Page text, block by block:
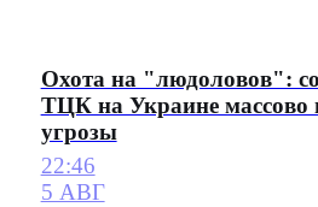
Охота на "людоловов":
ТЦК на Украине массово
угрозы
22:46
5 АВГ